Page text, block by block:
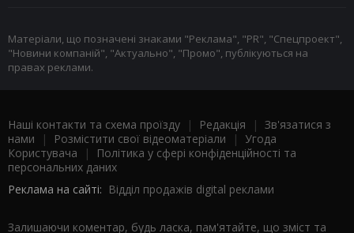
Матеріали, що позначені знаками "Реклама", "PR", "Спецпроект",
"Новини компаній", "Актуально", "Промо", публікуються на
правах реклами.
Наші контакти та схема проїзду | Редакція | Зв'язатися з
нами | Розмістити свої відеоматеріали | Угода
Користувача |
Політика у сфері конфіденційності та
персональних даних
Реклама на сайті: Відділ продажів digital реклами
Залишаючи коментар, будь ласка, пам'ятайте, що зміст та